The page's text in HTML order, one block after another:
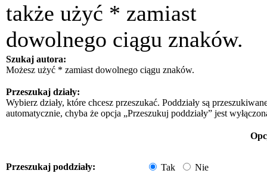
także użyć * zamiast
dowolnego ciągu znaków.
Szukaj autora:
Możesz użyć * zamiast dowolnego ciągu znaków.
Przeszukaj działy:
Wybierz działy, które chcesz przeszukać. Poddziały są
automatycznie, chyba że opcja „Przeszukuj poddziały” jest
Przeszukaj poddziały: Tak Nie